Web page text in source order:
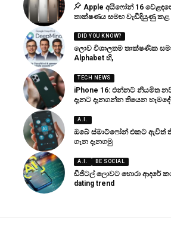
Apple අයිෆෝන් 16
තාක්ෂණය සමඟ වැඩිදියුණු කළ
DID YOU KNOW?
ලොව විශාලතම තාක්ෂණික
Alphabet හි,
TECH NEWS
iPhone 16: එන්නට නියමිත
දැනට දැනගන්න තියෙන
A.I.
ඔබේ ස්මාට්ෆෝන් එකට ඇවිත්
ගැන දැනගමු
A.I. BE SOCIAL
ඩිජිටල් ලොවට හොරා ආදරේ
dating trend